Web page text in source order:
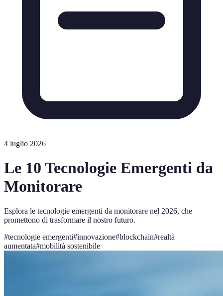
4 luglio 2026
Le 10 Tecnologie Emergenti da
Monitorare
Esplora le tecnologie emergenti da monitorare nel 2026, che
promettono di trasformare il nostro futuro.
#tecnologie emergenti#innovazione#blockchain#realtà
aumentata#mobilità sostenibile